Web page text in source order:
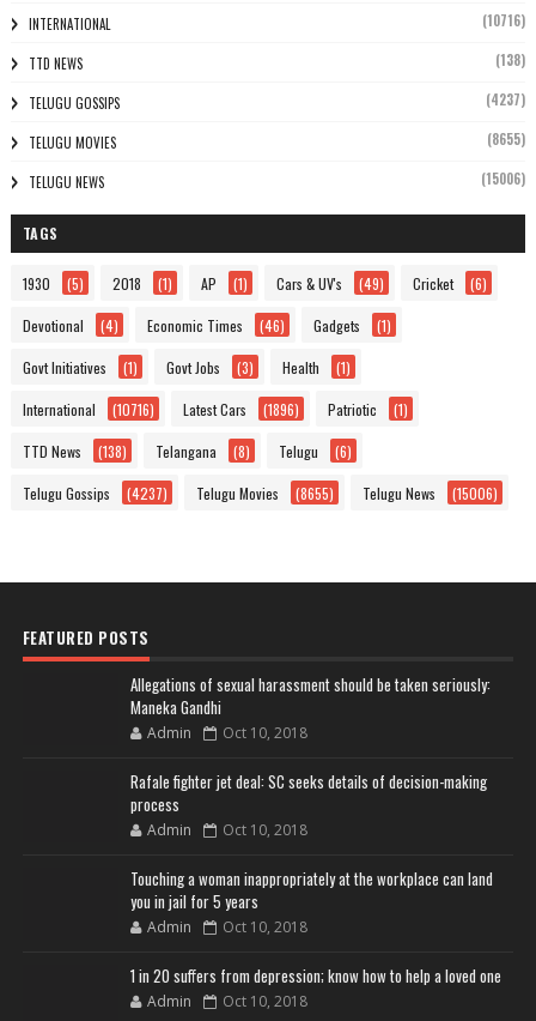
INTERNATIONAL (10716)
TTD NEWS (138)
TELUGU GOSSIPS (4237)
TELUGU MOVIES (8655)
TELUGU NEWS (15006)
TAGS
1930 (5) 2018 (1) AP (1) Cars & UV's (49) Cricket (6)
Devotional (4) Economic Times (46) Gadgets (1)
Govt Initiatives (1) Govt Jobs (3) Health (1)
International (10716) Latest Cars (1896) Patriotic (1)
TTD News (138) Telangana (8) Telugu (6)
Telugu Gossips (4237) Telugu Movies (8655) Telugu News (15006)
FEATURED POSTS
Allegations of sexual harassment should be taken seriously:
Maneka Gandhi
Admin Oct 10, 2018
Rafale fighter jet deal: SC seeks details of decision-making
process
Admin Oct 10, 2018
Touching a woman inappropriately at the workplace can land
you in jail for 5 years
Admin Oct 10, 2018
1 in 20 suffers from depression; know how to help a loved one
Admin Oct 10, 2018